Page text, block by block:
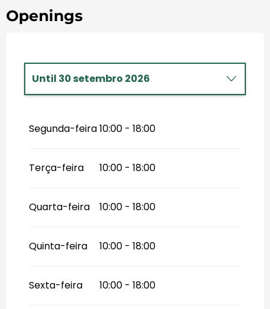
Openings
Until 30 setembro 2026
From17 outubro 2026
From2 novembro 2026
dezembro 2026
janeiro 2027
Segunda-feira10:00 - 18:00
Terça-feira 10:00 - 18:00
Quarta-feira 10:00 - 18:00
Quinta-feira 10:00 - 18:00
Sexta-feira 10:00 - 18:00